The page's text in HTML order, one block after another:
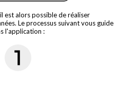
est alors possible de réaliser
Le processus suivant vous guide
l'application :